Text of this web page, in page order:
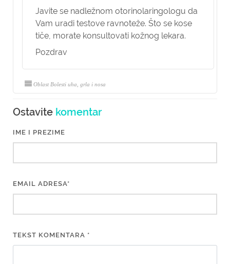
Javite se nadležnom otorinolaringologu da
Vam uradi testove ravnoteže. Što se kose
tiče, morate konsultovati kožnog lekara.
Pozdrav
Oblast Bolesti uha, grla i nosa
Ostavite komentar
IME I PREZIME
EMAIL ADRESA*
TEKST KOMENTARA *